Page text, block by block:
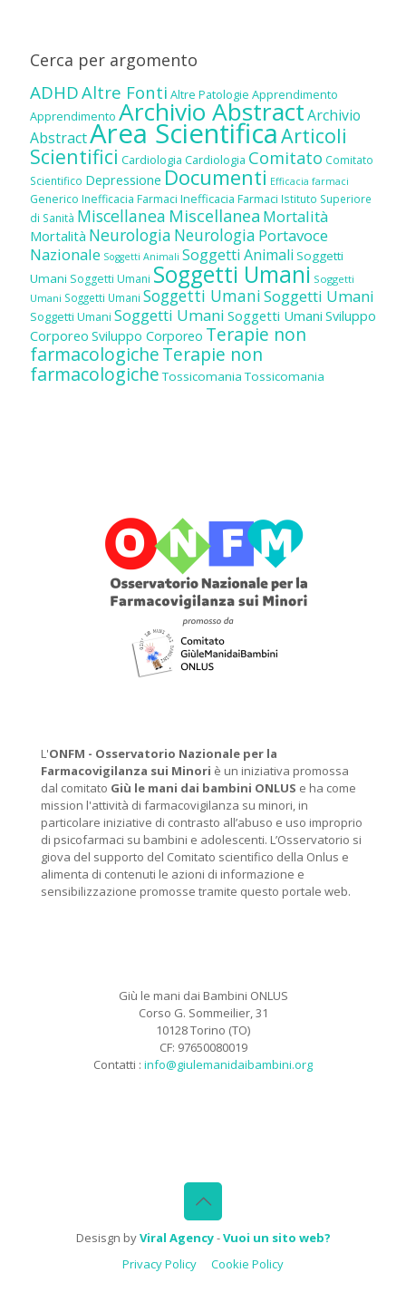
Cerca per argomento
ADHDAltre Fonti Altre Patologie Apprendimento
Apprendimento Archivio AbstractArchivio
AbstractArea ScientificaArticoli
Scientifici Cardiologia Cardiologia Comitato Comitato
Scientifico Depressione Documenti Efficacia farmaci
Generico Inefficacia Farmaci Inefficacia Farmaci Istituto Superiore
di Sanità Miscellanea Miscellanea Mortalità
Mortalità Neurologia Neurologia Portavoce
Nazionale Soggetti Animali Soggetti Animali Soggetti
Umani Soggetti Umani Soggetti Umani Soggetti
Umani Soggetti Umani Soggetti UmaniSoggetti Umani
Soggetti Umani Soggetti Umani Soggetti Umani Sviluppo
Corporeo Sviluppo Corporeo Terapie non
farmacologicheTerapie non
farmacologiche Tossicomania Tossicomania
L'ONFM - Osservatorio Nazionale per la
Farmacovigilanza sui Minori è un iniziativa promossa
dal comitato Giù le mani dai bambini ONLUS e ha come
mission l'attività di farmacovigilanza su minori, in
particolare iniziative di contrasto all’abuso e uso improprio
di psicofarmaci su bambini e adolescenti. L’Osservatorio si
giova del supporto del Comitato scientifico della Onlus e
alimenta di contenuti le azioni di informazione e
sensibilizzazione promosse tramite questo portale web.
Giù le mani dai Bambini ONLUS
Corso G. Sommeilier, 31
10128 Torino (TO)
CF: 97650080019
Contatti : info@giulemanidaibambini.org
Desisgn byViral Agency-Vuoi un sito web?
Privacy Policy
Cookie Policy